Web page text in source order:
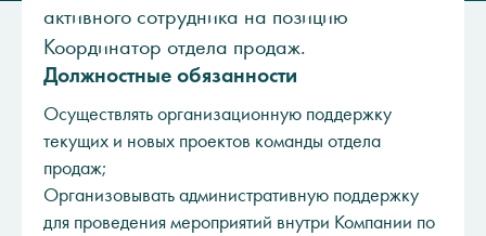
активного сотрудника на позицию
Координатор отдела продаж.
Должностные обязанности
Осуществлять организационную поддержку
текущих и новых проектов команды отдела
продаж;
Организовывать административную поддержку
для проведения мероприятий внутри Компании по